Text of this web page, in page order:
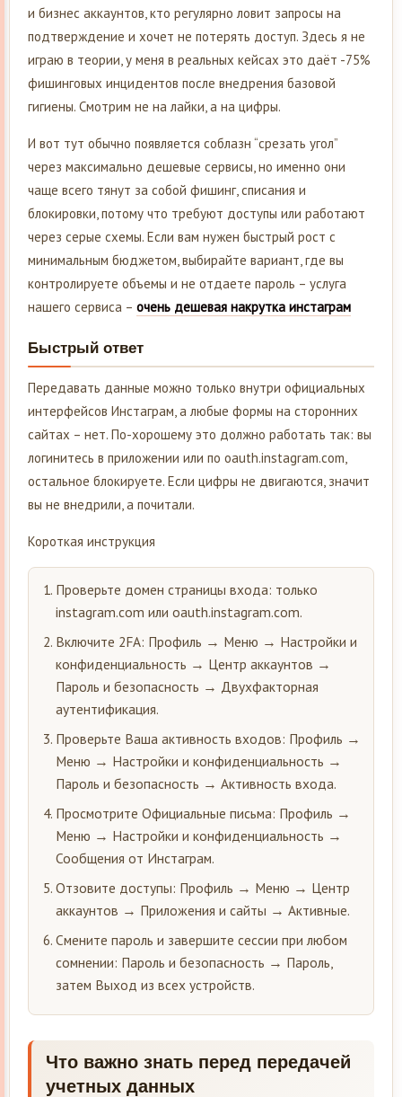
и бизнес аккаунтов, кто регулярно ловит запросы на
подтверждение и хочет не потерять доступ. Здесь я не
играю в теории, у меня в реальных кейсах это даёт -75%
фишинговых инцидентов после внедрения базовой
гигиены. Смотрим не на лайки, а на цифры.
И вот тут обычно появляется соблазн “срезать угол”
через максимально дешевые сервисы, но именно они
чаще всего тянут за собой фишинг, списания и
блокировки, потому что требуют доступы или работают
через серые схемы. Если вам нужен быстрый рост с
минимальным бюджетом, выбирайте вариант, где вы
контролируете объемы и не отдаете пароль – услуга
нашего сервиса – очень дешевая накрутка инстаграм
Быстрый ответ
Передавать данные можно только внутри официальных
интерфейсов Инстаграм, а любые формы на сторонних
сайтах – нет. По-хорошему это должно работать так: вы
логинитесь в приложении или по oauth.instagram.com,
остальное блокируете. Если цифры не двигаются, значит
вы не внедрили, а почитали.
Короткая инструкция
Проверьте домен страницы входа: только
instagram.com или oauth.instagram.com.
Включите 2FA: Профиль → Меню → Настройки и
конфиденциальность → Центр аккаунтов →
Пароль и безопасность → Двухфакторная
аутентификация.
Проверьте Ваша активность входов: Профиль →
Меню → Настройки и конфиденциальность →
Пароль и безопасность → Активность входа.
Просмотрите Официальные письма: Профиль →
Меню → Настройки и конфиденциальность →
Сообщения от Инстаграм.
Отзовите доступы: Профиль → Меню → Центр
аккаунтов → Приложения и сайты → Активные.
Смените пароль и завершите сессии при любом
сомнении: Пароль и безопасность → Пароль,
затем Выход из всех устройств.
Что важно знать перед передачей
учетных данных